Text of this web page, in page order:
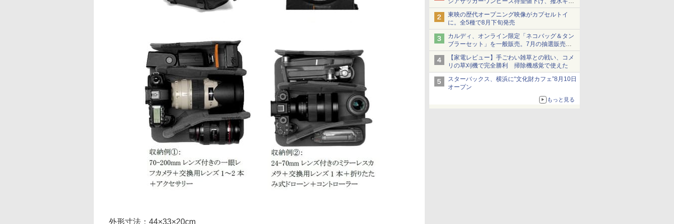
ショーツは1990円に
東映の歴代オープニング映像がカプセルトイ
に。全5種で8月下旬発売
カルディ、オンライン限定「ネコバッグ＆タン
ブラーセット」を一般販売。7月の抽選販売の
当選無効分
【家電レビュー】手ごわい雑草との戦い、コメ
リの草刈機で完全勝利 掃除機感覚で使えた
スターバックス、横浜に“文化財カフェ”8月10日
オープン
もっと見る
外形寸法：44×33×20cm